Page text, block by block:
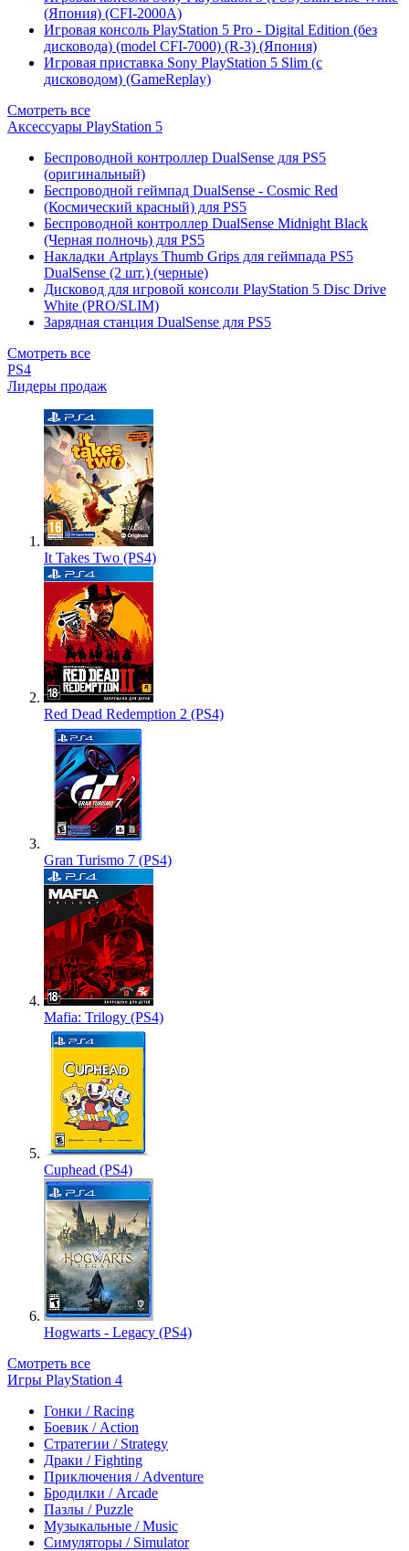
(Япония) (CFI-2000A)
Игровая консоль PlayStation 5 Pro - Digital Edition (без
дисковода) (model CFI-7000) (R-3) (Япония)
Игровая приставка Sony PlayStation 5 Slim (с
дисководом) (GameReplay)
Смотреть все
Аксессуары PlayStation 5
Беспроводной контроллер DualSense для PS5
(оригинальный)
Беспроводной геймпад DualSense - Cosmic Red
(Космический красный) для PS5
Беспроводной контроллер DualSense Midnight Black
(Черная полночь) для PS5
Накладки Artplays Thumb Grips для геймпада PS5
DualSense (2 шт.) (черные)
Дисковод для игровой консоли PlayStation 5 Disc Drive
White (PRO/SLIM)
Зарядная станция DualSense для PS5
Смотреть все
PS4
Лидеры продаж
It Takes Two (PS4)
Red Dead Redemption 2 (PS4)
Gran Turismo 7 (PS4)
Mafia: Trilogy (PS4)
Cuphead (PS4)
Hogwarts - Legacy (PS4)
Смотреть все
Игры PlayStation 4
Гонки / Racing
Боевик / Action
Стратегии / Strategy
Драки / Fighting
Приключения / Adventure
Бродилки / Arcade
Пазлы / Puzzle
Музыкальные / Music
Симуляторы / Simulator